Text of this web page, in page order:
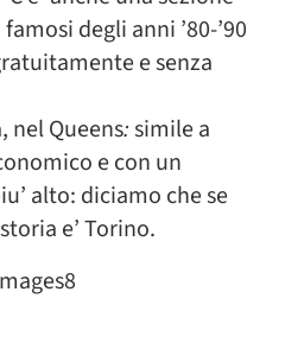
degli anni ’80-’90
e senza
nel Queens:simile a
e con un
alto: diciamo che se
e’ Torino.